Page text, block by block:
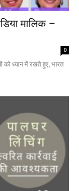
मालिक –
0
को ध्यान में रखते हुए, भारत